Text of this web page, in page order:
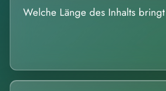
Welche Länge des Inhalts